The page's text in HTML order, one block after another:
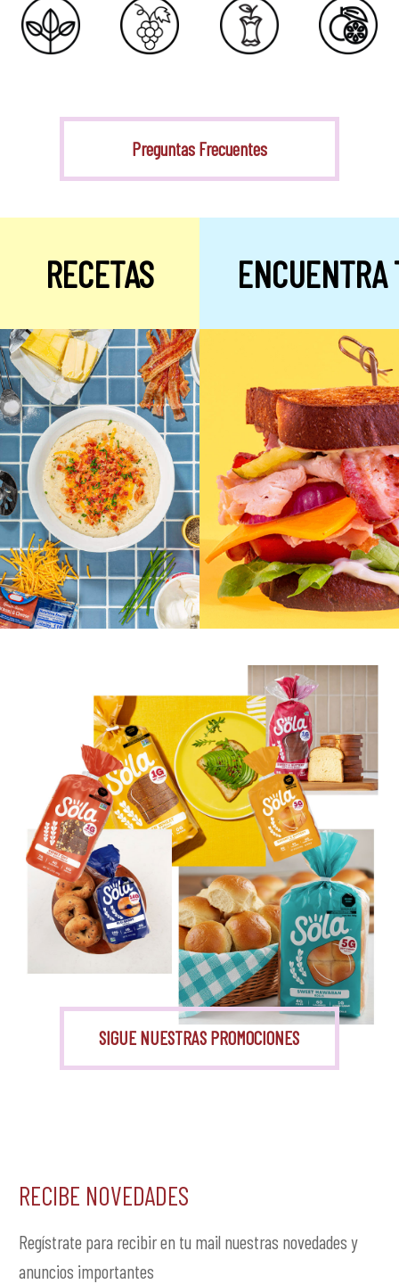
Alulosa
Eritritol
Preguntas Frecuentes
RECETAS
SIGUE NUESTRAS PROMOCIONES
RECIBE NOVEDADES
Regístrate para recibir en tu mail nuestras novedades y
anuncios importantes